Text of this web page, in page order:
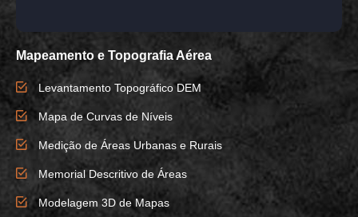
Mapeamento e Topografia Aérea
Levantamento Topográfico DEM
Mapa de Curvas de Níveis
Medição de Áreas Urbanas e Rurais
Memorial Descritivo de Áreas
Modelagem 3D de Mapas